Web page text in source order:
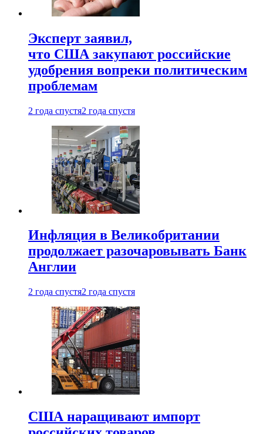
Эксперт заявил,
что США закупают российские
удобрения вопреки политическим
проблемам
2 года спустя2 года спустя
Инфляция в Великобритании
продолжает разочаровывать Банк
Англии
2 года спустя2 года спустя
США наращивают импорт